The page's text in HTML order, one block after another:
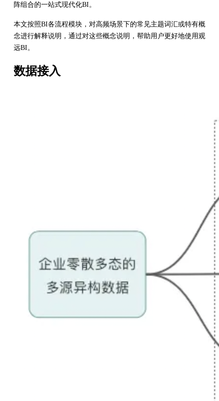
阵组合的一站式现代化BI。
本文按照BI各流程模块，对高频场景下的常见主题词汇或特有概
念进行解释说明，通过对这些概念说明，帮助用户更好地使用观
远BI。
数据接入